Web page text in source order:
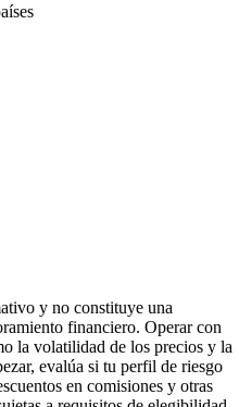
y no constituye una
financiero. Operar con
la volatilidad de los precios y la
evalúa si tu perfil de riesgo
en comisiones y otras